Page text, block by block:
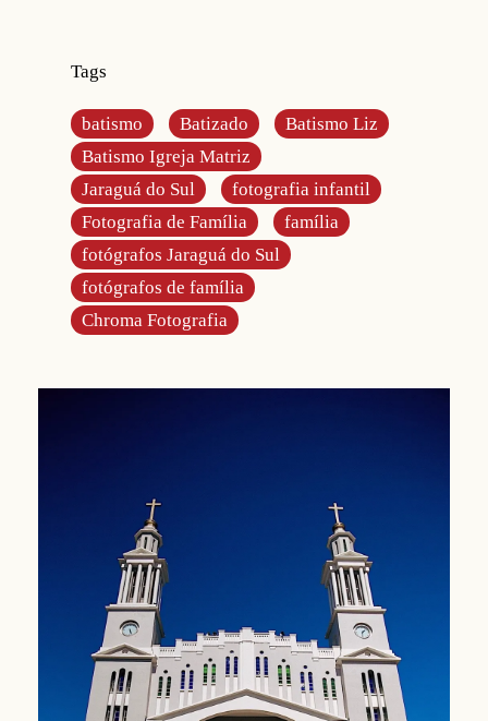
Tags
batismo Batizado
Batismo Liz
Batismo Igreja Matriz
Jaraguá do Sul
fotografia infantil
Fotografia de Família
família
fotógrafos Jaraguá do Sul
fotógrafos de família
Chroma Fotografia